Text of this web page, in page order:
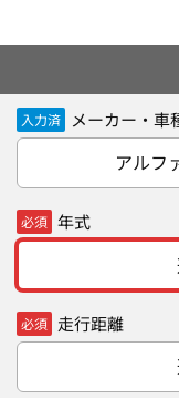
入力済 メーカー・車
アルフ
必須 年式
必須 走行距離